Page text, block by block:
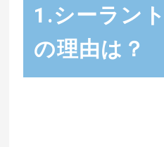
1.シーラン
の理由は？